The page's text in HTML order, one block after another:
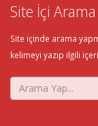
Site İçi Arama
Site içinde arama
kelimeyi yazıp ilgili